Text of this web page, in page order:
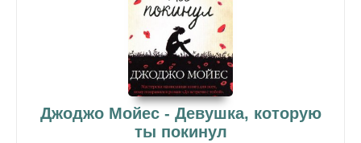
Джоджо Мойес - Девушка, которую
ты покинул